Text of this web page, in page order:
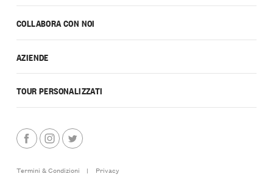
COLLABORA CON NOI
AZIENDE
TOUR PERSONALIZZATI
Termini & Condizioni |
Privacy